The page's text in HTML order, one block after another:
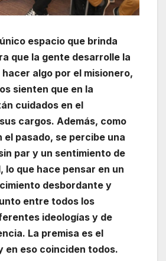
espacio que brinda
que la gente desarrolle la
algo por el misionero,
sienten que en la
cuidados en el
cargos. Además, como
el pasado, se percibe una
par y un sentimiento de
lo que hace pensar en un
desbordante y
entre todos los
ideologías y de
La premisa es el
en eso coinciden todos.